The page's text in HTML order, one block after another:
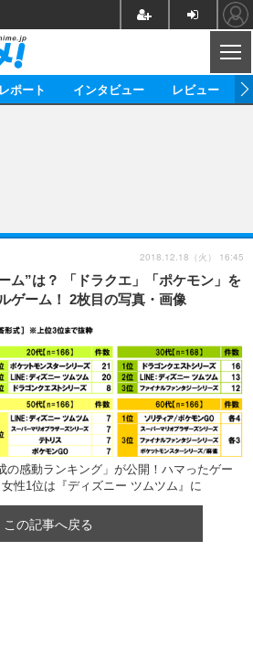
グッズ
ビジネス
アーティスト
実写
座談会
ABEMA Cafe
ポート インタビュー レビュー
ム”は？ 「ドラクエ」「ポケモン」を
ゲーム！ 2枚目の写真・画像
2018.12.18（火） 16:45
の感動ランキング」が公開！ハマったゲー
性1位は『ディズニー ツムツム』に
この記事へ戻る